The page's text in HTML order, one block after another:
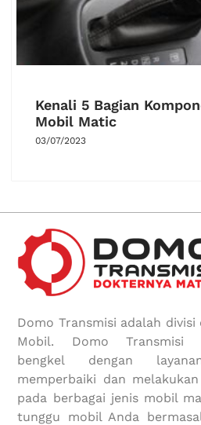
Kenali 5 Bagian
Mobil Matic
03/07/2023
Domo Transmisi adalah
Mobil. Domo Transmisi
bengkel dengan
memperbaiki dan
pada berbagai jenis mobil
tunggu mobil Anda